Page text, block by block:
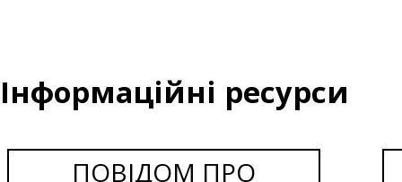
Інформаційні ресурси
ПОВІДОМ ПРО